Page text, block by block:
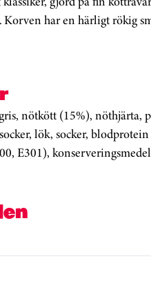
har en härligt rökig
nötkött (15%), nöthjärta,
lök, socker,
E301),